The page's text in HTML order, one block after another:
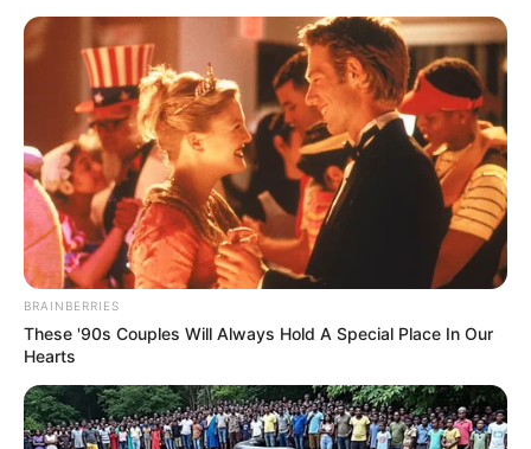
BRAINBERRIES
These '90s Couples Will Always Hold A Special Place In Our
Hearts